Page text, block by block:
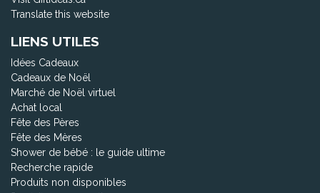
Translate this website
LIENS UTILES
Idées Cadeaux
Cadeaux de Noël
Marché de Noël virtuel
Achat local
Fête des Pères
Fête des Mères
Shower de bébé : le guide ultime
Recherche rapide
Produits non disponibles